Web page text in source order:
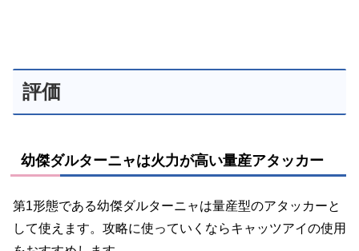
評価
幼傑ダルターニャは火力が高い量産アタッカー
第1形態である幼傑ダルターニャは量産型のアタッカーと
して使えます。攻略に使っていくならキャッツアイの使用